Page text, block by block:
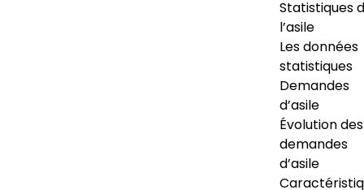
Statistiques
l’asile
Les données
statistiques
Demandes
d’asile
Évolution des
demandes
d’asile